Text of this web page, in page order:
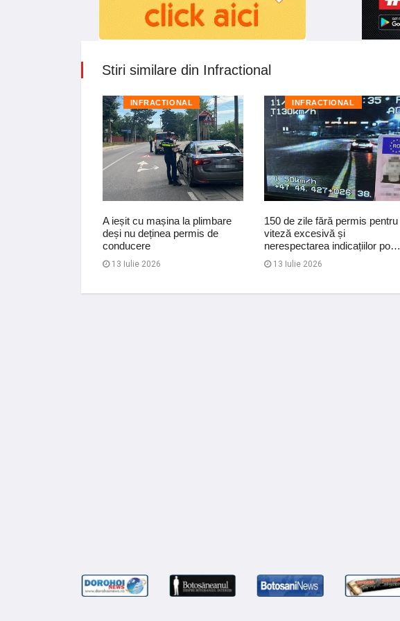
Stiri similare din Infractional
INFRACTIONAL
A ieșit cu mașina la plimbare
deși nu deținea permis de
conducere
13 Iulie 2026
INFRACTIONAL
150 de zile fără permis pentru
viteză excesivă și
nerespectarea indicațiilor po…
13 Iulie 2026